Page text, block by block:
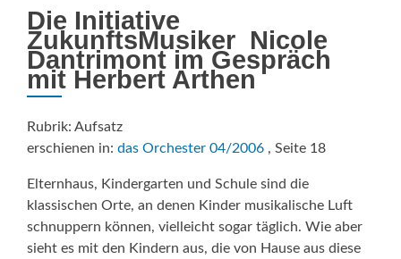
Die Initiative
ZukunftsMusiker  Nicole
Dantrimont im Gespräch
mit Herbert Arthen
Rubrik: Aufsatz
erschienen in: das Orchester 04/2006 , Seite 18
Elternhaus, Kindergarten und Schule sind die
klassischen Orte, an denen Kinder musikalische Luft
schnuppern können, vielleicht sogar täglich. Wie aber
sieht es mit den Kindern aus, die von Hause aus diese